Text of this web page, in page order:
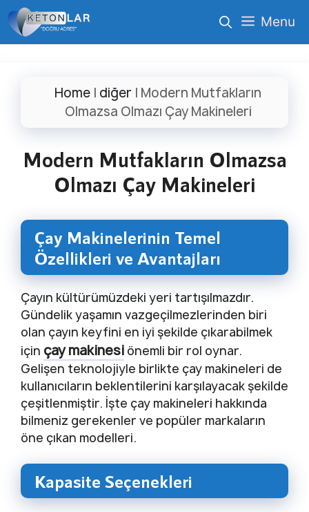
İçeriğe
atla
Menu
Home | diğer | Modern Mutfakların
Olmazsa Olmazı Çay Makineleri
Modern Mutfakların Olmazsa
Olmazı Çay Makineleri
Çay Makinelerinin Temel
Özellikleri ve Avantajları
Çayın kültürümüzdeki yeri tartışılmazdır.
Gündelik yaşamın vazgeçilmezlerinden biri
olan çayın keyfini en iyi şekilde çıkarabilmek
için çay makinesi önemli bir rol oynar.
Gelişen teknolojiyle birlikte çay makineleri de
kullanıcıların beklentilerini karşılayacak şekilde
çeşitlenmiştir. İşte çay makineleri hakkında
bilmeniz gerekenler ve popüler markaların
öne çıkan modelleri.
Kapasite Seçenekleri